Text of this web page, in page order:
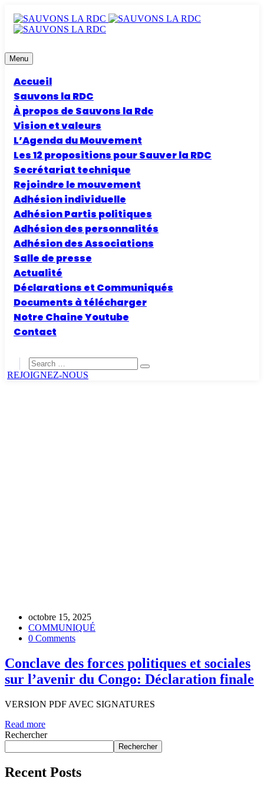
Menu
Accueil
Sauvons la RDC
À propos de Sauvons la Rdc
Vision et valeurs
L’Agenda du Mouvement
Les 12 propositions pour Sauver la RDC
Secrétariat technique
Rejoindre le mouvement
Adhésion individuelle
Adhésion Partis politiques
Adhésion des personnalités
Adhésion des Associations
Salle de presse
Actualité
Déclarations et Communiqués
Documents à télécharger
Notre Chaine Youtube
Contact
REJOIGNEZ-NOUS
octobre 15, 2025
COMMUNIQUÉ
0 Comments
Conclave des forces politiques et sociales
sur l’avenir du Congo: Déclaration finale
VERSION PDF AVEC SIGNATURES
Read more
Rechercher
Rechercher
Recent Posts